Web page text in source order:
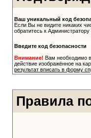
Ваш уникальный код
Если Вы не видите никаких
обратитесь к
Введите код безопасности
Внимание! Вам необходимо
действие изображённое на
результат вписать в форму
Правила